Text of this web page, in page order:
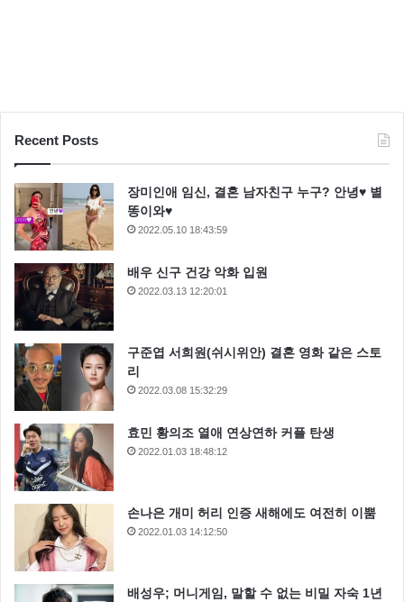
Recent Posts
장미인애 임신, 결혼 남자친구 누구? 안녕♥ 별
똥이와♥
2022.05.10 18:43:59
배우 신구 건강 악화 입원
2022.03.13 12:20:01
구준엽 서희원(쉬시위안) 결혼 영화 같은 스토
리
2022.03.08 15:32:29
효민 황의조 열애 연상연하 커플 탄생
2022.01.03 18:48:12
손나은 개미 허리 인증 새해에도 여전히 이뿜
2022.01.03 14:12:50
배성우; 머니게임, 말할 수 없는 비밀 자숙 1년